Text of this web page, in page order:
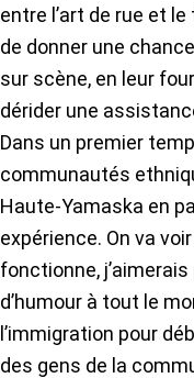
entre l’art de rue et
de donner une
sur scène, en leur
dérider une
Dans un premier
communautés
Haute-Yamaska en
expérience. On va
fonctionne,
d’humour à tout le
l’immigration pour
des gens de la